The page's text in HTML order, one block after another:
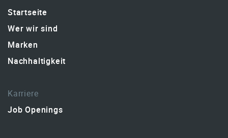
Startseite
Wer wir sind
Marken
Nachhaltigkeit
Karriere
Job Openings